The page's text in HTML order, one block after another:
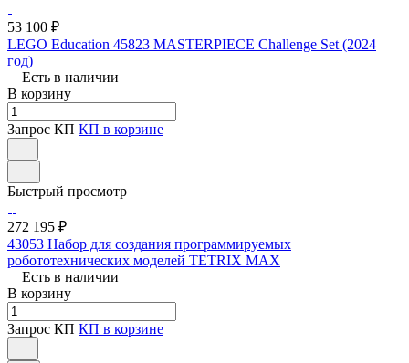
53 100 ₽
LEGO Education 45823 MASTERPIECE Challenge Set (2024
год)
Есть в наличии
В корзину
Запрос КП КП в корзине
Быстрый просмотр
272 195 ₽
43053 Набор для создания программируемых
робототехнических моделей TETRIX MAX
Есть в наличии
В корзину
Запрос КП КП в корзине